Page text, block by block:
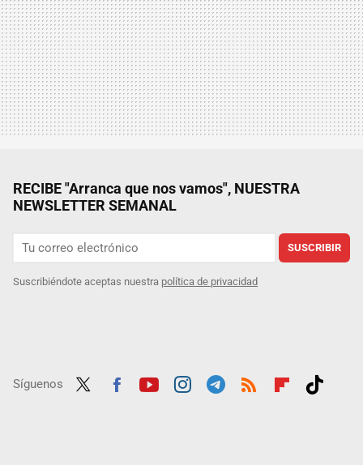
RECIBE "Arranca que nos vamos", NUESTRA
NEWSLETTER SEMANAL
SUSCRIBIR
Suscribiéndote aceptas nuestra política de privacidad
Síguenos